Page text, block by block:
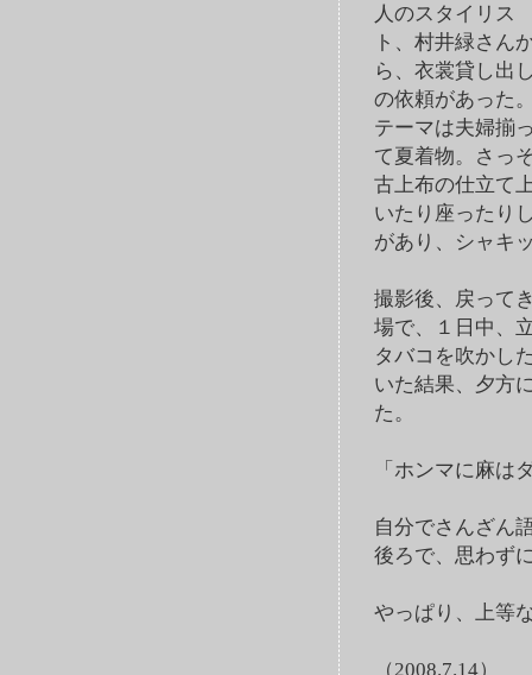
人のスタイリス
ト、村井緑さん
ら、衣裳貸し出
の依頼があった
テーマは夫婦揃
て夏着物。さっ
古上布の仕立て
いたり座ったり
があり、シャキ
撮影後、戻って
場で、１日中、
タバコを吹かし
いた結果、夕方
た。
「ホンマに麻は
自分でさんざん
後ろで、思わず
やっぱり、上等
（2008.7.14）